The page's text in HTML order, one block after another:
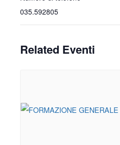
035.592805
Related Eventi